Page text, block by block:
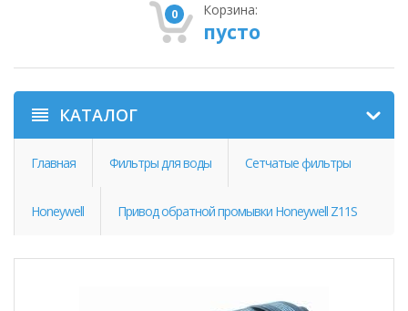
0 Корзина:
пусто
КАТАЛОГ
Главная Фильтры для воды Сетчатые фильтры
Honeywell Привод обратной промывки Honeywell Z11S